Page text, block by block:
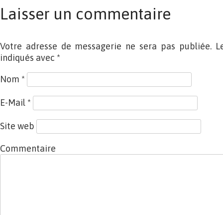
Laisser un commentaire
Votre adresse de messagerie ne sera pas publiée.
indiqués avec *
Nom *
E-Mail *
Site web
Commentaire